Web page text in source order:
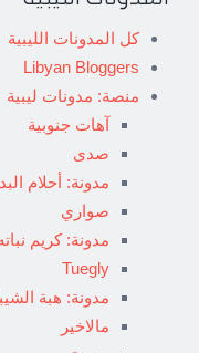
كل المدونات الليبية
Libyan Bloggers
منصة: مدونات ليبية
آهات جنوبية
صدى
مدونة: أحلام
صواري
مدونة: كريم
Tuegly
مدونة: هبة
مالاخير